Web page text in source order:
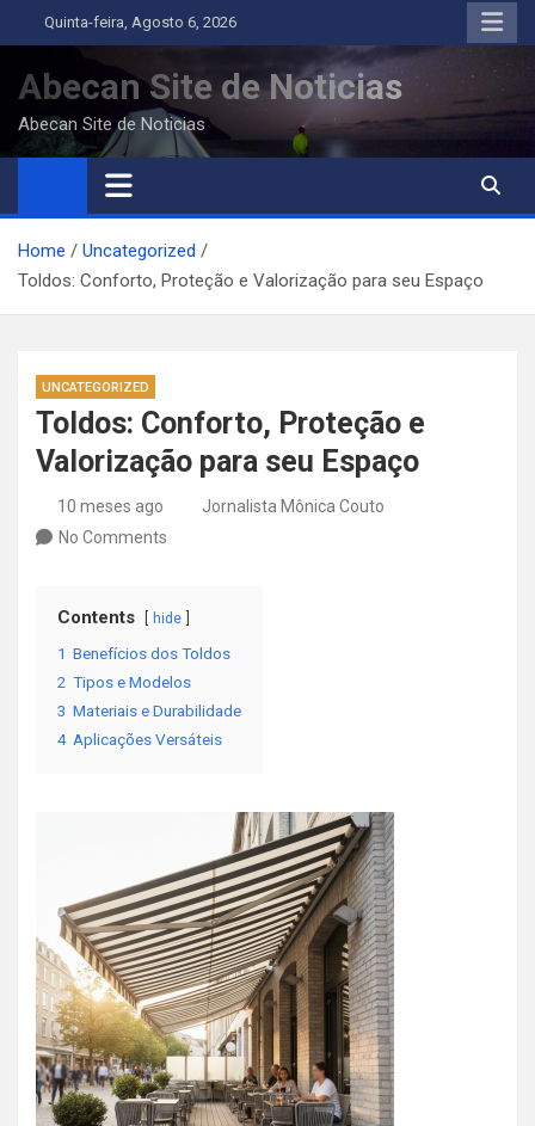
to
content
Quinta-feira, Agosto 6, 2026
Abecan Site de Noticias
Abecan Site de Noticias
Home
Uncategorized
Toldos: Conforto, Proteção e Valorização para seu Espaço
UNCATEGORIZED
Toldos: Conforto, Proteção e
Valorização para seu Espaço
10 meses ago
Jornalista Mônica Couto
No Comments
Contents hide
1 Benefícios dos Toldos
2 Tipos e Modelos
3 Materiais e Durabilidade
4 Aplicações Versáteis